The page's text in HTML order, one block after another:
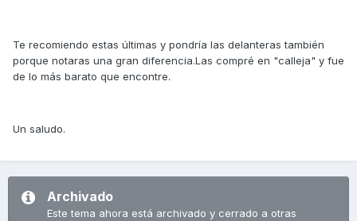
Te recomiendo estas últimas y pondría las delanteras también
porque notaras una gran diferencia.Las compré en "calleja" y fue
de lo más barato que encontre.
Un saludo.
Archivado
Este tema ahora está archivado y cerrado a otras